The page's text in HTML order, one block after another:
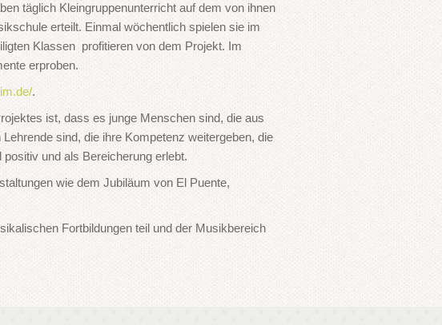
täglich Kleingruppenunterricht auf dem von ihnen
erteilt. Einmal wöchentlich spielen sie im
Klassen profitieren von dem Projekt. Im
erproben.
.
ist, dass es junge Menschen sind, die aus
sind, die ihre Kompetenz weitergeben, die
und als Bereicherung erlebt.
wie dem Jubiläum von El Puente,
Fortbildungen teil und der Musikbereich